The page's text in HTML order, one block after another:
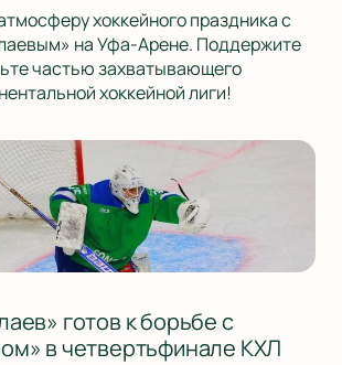
хоккейного праздника с
на Уфа-Арене. Поддержите
частью захватывающего
хоккейной лиги!
готов к борьбе с
в четвертьфинале КХЛ